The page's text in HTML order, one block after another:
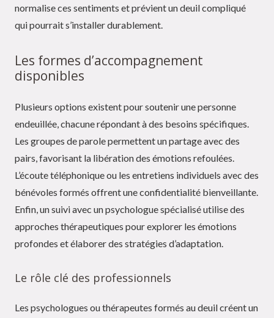
normalise ces sentiments et prévient un deuil compliqué
qui pourrait s’installer durablement.
Les formes d’accompagnement
disponibles
Plusieurs options existent pour soutenir une personne
endeuillée, chacune répondant à des besoins spécifiques.
Les groupes de parole permettent un partage avec des
pairs, favorisant la libération des émotions refoulées.
L’écoute téléphonique ou les entretiens individuels avec des
bénévoles formés offrent une confidentialité bienveillante.
Enfin, un suivi avec un psychologue spécialisé utilise des
approches thérapeutiques pour explorer les émotions
profondes et élaborer des stratégies d’adaptation.
Le rôle clé des professionnels
Les psychologues ou thérapeutes formés au deuil créent un